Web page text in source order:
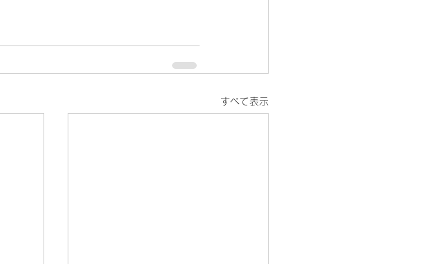
すべて表示